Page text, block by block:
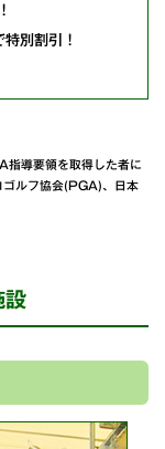
別割引！
指導要領を取得した者に
ゴルフ協会(PGA)、日本
設